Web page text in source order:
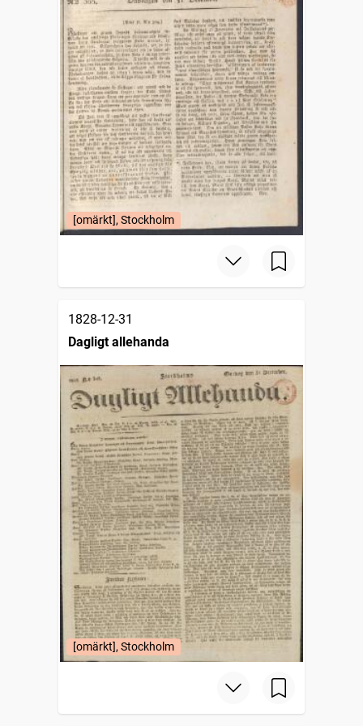
[omärkt], Stockholm
1828-12-31
Dagligt allehanda
[omärkt], Stockholm